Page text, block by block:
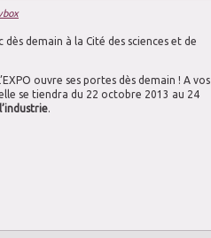
demain à la Cité des sciences et de
ouvre ses portes dès demain ! A vos
se tiendra du 22 octobre 2013 au 24
.